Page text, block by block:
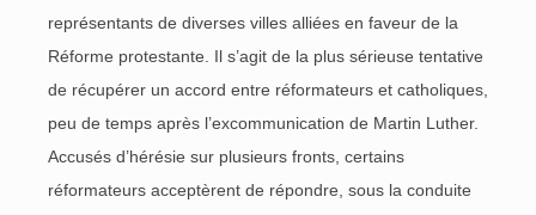
représentants de diverses villes alliées en faveur de la
Réforme protestante. Il s’agit de la plus sérieuse tentative
de récupérer un accord entre réformateurs et catholiques,
peu de temps après l’excommunication de Martin Luther.
Accusés d’hérésie sur plusieurs fronts, certains
réformateurs acceptèrent de répondre, sous la conduite